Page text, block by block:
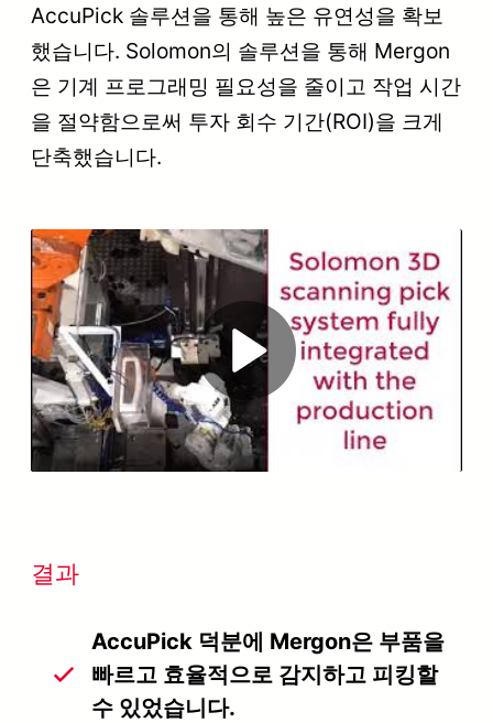
AccuPick 솔루션을 통해 높은 유연성을 확보
했습니다. Solomon의 솔루션을 통해 Mergon
은 기계 프로그래밍 필요성을 줄이고 작업 시간
을 절약함으로써 투자 회수 기간(ROI)을 크게
단축했습니다.
Play
Video
결과
AccuPick 덕분에 Mergon은 부품을
빠르고 효율적으로 감지하고 피킹할
수 있었습니다.